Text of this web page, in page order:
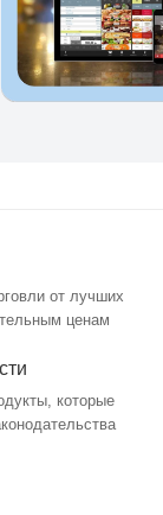
от лучших
ценам
которые